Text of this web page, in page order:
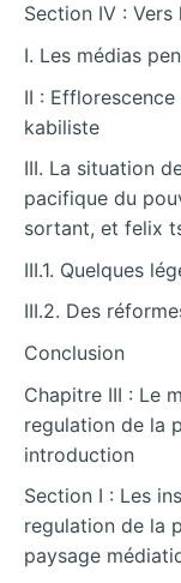
Section IV :
I. Les médias
II :
kabiliste
III. La situation
pacifique du
sortant, et felix
III.1. Quelques
III.2. Des
Conclusion
Chapitre III : Le
regulation de la
introduction
Section I : Les
regulation de la
paysage